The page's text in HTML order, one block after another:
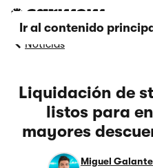
Ir al contenido
Noticias
Liquidación de
listos para
mayores
Miguel Galante